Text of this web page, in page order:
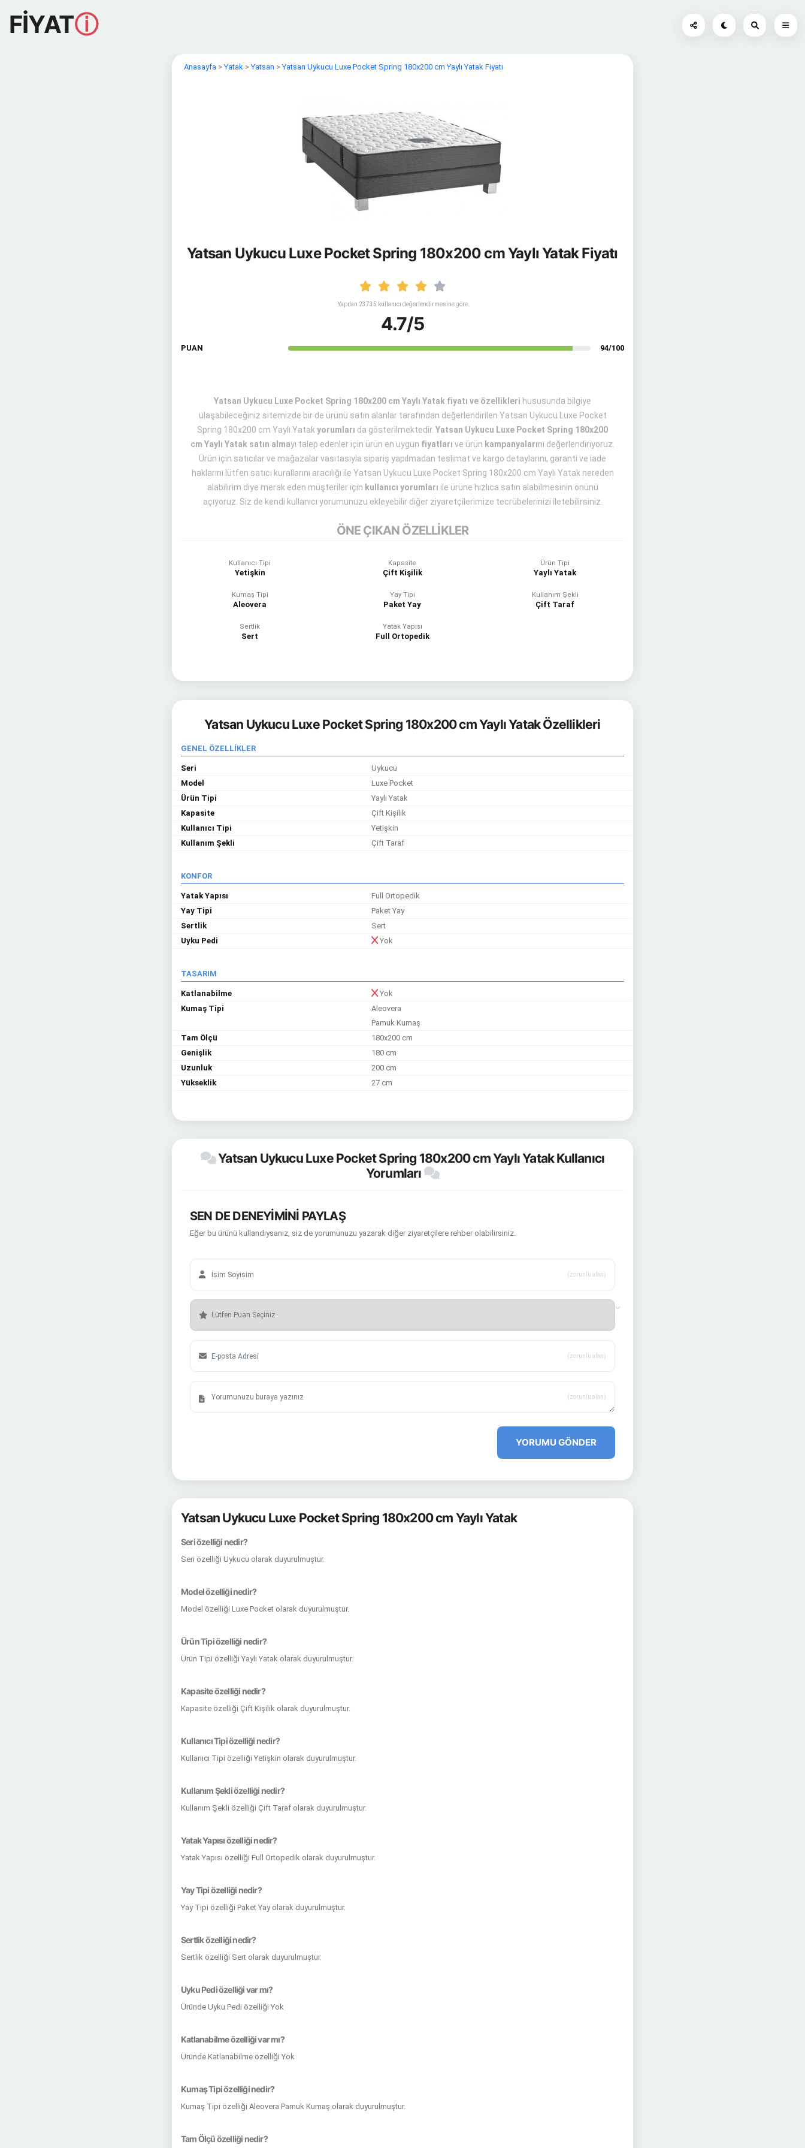
FİYATⓘ
Anasayfa >Yatak >Yatsan >Yatsan Uykucu Luxe Pocket Spring 180x200 cm Yaylı Yatak Fiyatı
Yatsan Uykucu Luxe Pocket Spring 180x200 cm Yaylı Yatak Fiyatı
Yapılan 23735 kullanıcı değerlendirmesine göre
4.7/5
PUAN 94/100
Yatsan Uykucu Luxe Pocket Spring 180x200 cm Yaylı Yatak fiyatı ve özellikleri hususunda bilgiye
ulaşabileceğiniz sitemizde bir de ürünü satın alanlar tarafından değerlendirilen Yatsan Uykucu Luxe Pocket
Spring 180x200 cm Yaylı Yatak yorumları da gösterilmektedir. Yatsan Uykucu Luxe Pocket Spring 180x200
cm Yaylı Yatak satın almayı talep edenler için ürün en uygun fiyatları ve ürün kampanyalarını değerlendiriyoruz.
Ürün için satıcılar ve mağazalar vasıtasıyla sipariş yapılmadan teslimat ve kargo detaylarını, garanti ve iade
haklarını lütfen satıcı kurallarını aracılığı ile Yatsan Uykucu Luxe Pocket Spring 180x200 cm Yaylı Yatak nereden
alabilirim diye merak eden müşteriler için kullanıcı yorumları ile ürüne hızlıca satın alabilmesinin önünü
açıyoruz. Siz de kendi kullanıcı yorumunuzu ekleyebilir diğer ziyaretçilerimize tecrübelerinizi iletebilirsiniz.
ÖNE ÇIKAN ÖZELLİKLER
Kullanıcı Tipi
Yetişkin
Kapasite
Çift Kişilik
Ürün Tipi
Yaylı Yatak
Kumaş Tipi
Aleovera
Yay Tipi
Paket Yay
Kullanım Şekli
Çift Taraf
Sertlik
Sert
Yatak Yapısı
Full Ortopedik
Yatsan Uykucu Luxe Pocket Spring 180x200 cm Yaylı Yatak Özellikleri
GENEL ÖZELLİKLER
Seri
Uykucu
Model
Luxe Pocket
Ürün Tipi
Yaylı Yatak
Kapasite
Çift Kişilik
Kullanıcı Tipi
Yetişkin
Kullanım Şekli
Çift Taraf
KONFOR
Yatak Yapısı
Full Ortopedik
Yay Tipi
Paket Yay
Sertlik
Sert
Uyku Pedi
Yok
TASARIM
Katlanabilme
Yok
Kumaş Tipi
Aleovera
Pamuk Kumaş
Tam Ölçü
180x200 cm
Genişlik
180 cm
Uzunluk
200 cm
Yükseklik
27 cm
Yatsan Uykucu Luxe Pocket Spring 180x200 cm Yaylı Yatak Kullanıcı
Yorumları
SEN DE DENEYİMİNİ PAYLAŞ
Eğer bu ürünü kullandıysanız, siz de yorumunuzu yazarak diğer ziyaretçilere rehber olabilirsiniz.
(zorunlu alan)
(zorunlu alan)
(zorunlu alan)
YORUMU GÖNDER
Yatsan Uykucu Luxe Pocket Spring 180x200 cm Yaylı Yatak
Seri özelliği nedir?
Seri özelliği Uykucu olarak duyurulmuştur.
Model özelliği nedir?
Model özelliği Luxe Pocket olarak duyurulmuştur.
Ürün Tipi özelliği nedir?
Ürün Tipi özelliği Yaylı Yatak olarak duyurulmuştur.
Kapasite özelliği nedir?
Kapasite özelliği Çift Kişilik olarak duyurulmuştur.
Kullanıcı Tipi özelliği nedir?
Kullanıcı Tipi özelliği Yetişkin olarak duyurulmuştur.
Kullanım Şekli özelliği nedir?
Kullanım Şekli özelliği Çift Taraf olarak duyurulmuştur.
Yatak Yapısı özelliği nedir?
Yatak Yapısı özelliği Full Ortopedik olarak duyurulmuştur.
Yay Tipi özelliği nedir?
Yay Tipi özelliği Paket Yay olarak duyurulmuştur.
Sertlik özelliği nedir?
Sertlik özelliği Sert olarak duyurulmuştur.
Uyku Pedi özelliği var mı?
Üründe Uyku Pedi özelliği Yok
Katlanabilme özelliği var mı?
Üründe Katlanabilme özelliği Yok
Kumaş Tipi özelliği nedir?
Kumaş Tipi özelliği Aleovera Pamuk Kumaş olarak duyurulmuştur.
Tam Ölçü özelliği nedir?